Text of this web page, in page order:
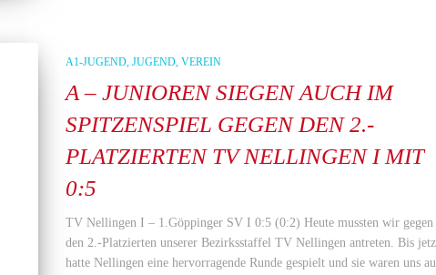
A1-JUGEND JUGEND VEREIN
A – JUNIOREN SIEGEN AUCH IM
SPITZENSPIEL GEGEN DEN 2.-
PLATZIERTEN TV NELLINGEN I MIT
0:5
TV Nellingen I – 1.Göppinger SV I 0:5 (0:2) Heute mussten wir gegen
den 2.-Platzierten unserer Bezirksstaffel TV Nellingen antreten. Bis
hatte Nellingen eine hervorragende Runde gespielt und sie waren uns